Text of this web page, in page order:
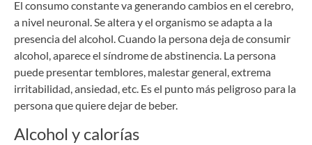
El consumo constante va generando cambios en el cerebro,
a nivel neuronal. Se altera y el organismo se adapta a la
presencia del alcohol. Cuando la persona deja de consumir
alcohol, aparece el síndrome de abstinencia. La persona
puede presentar temblores, malestar general, extrema
irritabilidad, ansiedad, etc. Es el punto más peligroso para la
persona que quiere dejar de beber.
Alcohol y calorías